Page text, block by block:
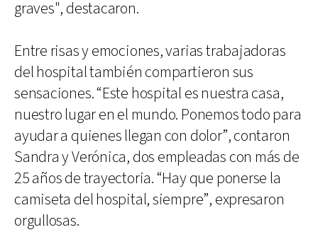
graves", destacaron.
Entre risas y emociones, varias trabajadoras
del hospital también compartieron sus
sensaciones. “Este hospital es nuestra casa,
nuestro lugar en el mundo. Ponemos todo para
ayudar a quienes llegan con dolor”, contaron
Sandra y Verónica, dos empleadas con más de
25 años de trayectoria. “Hay que ponerse la
camiseta del hospital, siempre”, expresaron
orgullosas.